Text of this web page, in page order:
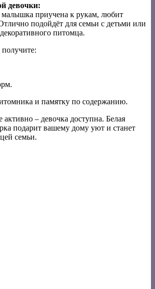
девочки:
малышка приучена к рукам, любит
подойдёт для семьи с детьми или
питомца.
и памятку по содержанию.
– девочка доступна. Белая
подарит вашему дому уют и станет
семьи.